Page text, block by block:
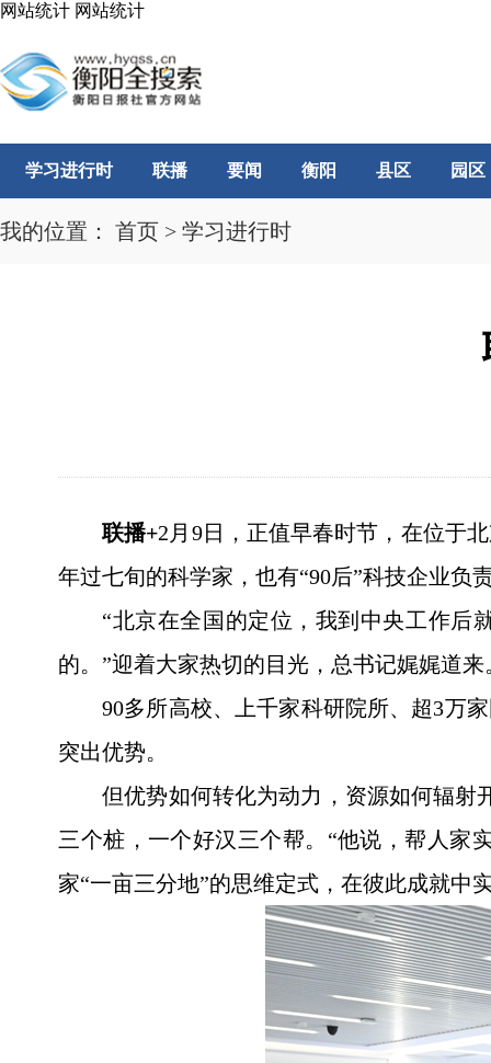
网站统计 网站统计
学习进行时 联播 要闻 衡阳 县区 园区
我的位置： 首页 > 学习进行时
联播+2月9日，正值早春时节，在位于
年过七旬的科学家，也有“90后”科技企业负
“北京在全国的定位，我到中央工作后
的。”迎着大家热切的目光，总书记娓娓道来
90多所高校、上千家科研院所、超3万
突出优势。
但优势如何转化为动力，资源如何辐
三个桩，一个好汉三个帮。“他说，帮人家
家“一亩三分地”的思维定式，在彼此成就中